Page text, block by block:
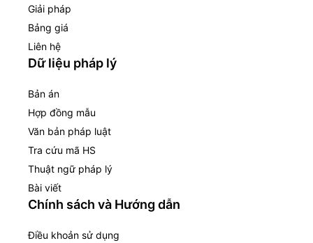
Giải pháp
Bảng giá
Liên hệ
Dữ liệu pháp lý
Bản án
Hợp đồng mẫu
Văn bản pháp luật
Tra cứu mã HS
Thuật ngữ pháp lý
Bài viết
Chính sách và Hướng dẫn
Điều khoản sử dụng